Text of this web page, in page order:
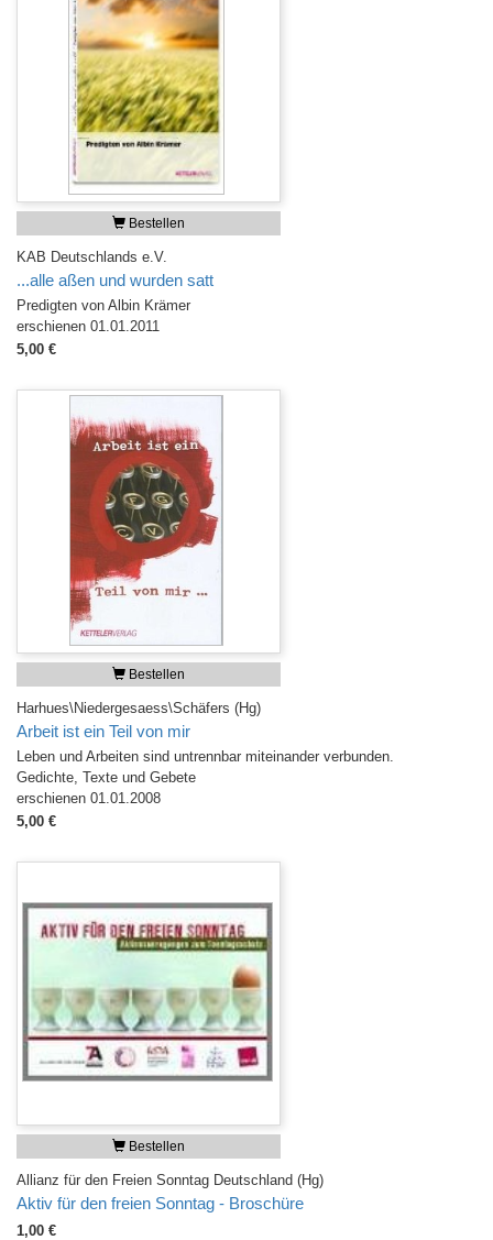
Bestellen
KAB Deutschlands e.V.
...alle aßen und wurden satt
Predigten von Albin Krämer
erschienen 01.01.2011
5,00 €
Bestellen
Harhues\Niedergesaess\Schäfers (Hg)
Arbeit ist ein Teil von mir
Leben und Arbeiten sind untrennbar miteinander verbunden.
Gedichte, Texte und Gebete
erschienen 01.01.2008
5,00 €
Bestellen
Allianz für den Freien Sonntag Deutschland (Hg)
Aktiv für den freien Sonntag - Broschüre
1,00 €